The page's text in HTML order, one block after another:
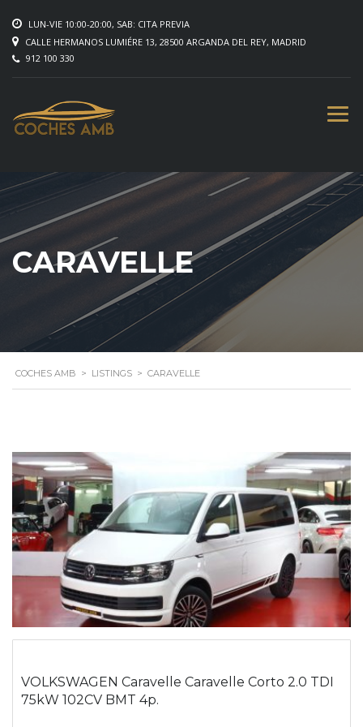
LUN-VIE 10:00-20:00, SAB: CITA PREVIA
CALLE HERMANOS LUMIÉRE 13, 28500 ARGANDA DEL REY, MADRID
912 100 330
CARAVELLE
COCHES AMB > LISTINGS > CARAVELLE
VOLKSWAGEN Caravelle Caravelle Corto 2.0 TDI
75kW 102CV BMT 4p.